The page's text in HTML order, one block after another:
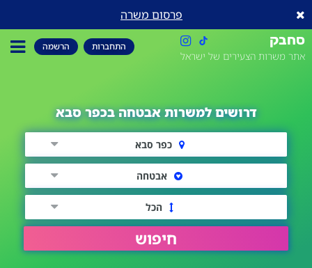
פרסום משרה
סחבק
אתר משרות הצעירים של ישראל
התחברות הרשמה
דרושים למשרות אבטחה בכפר סבא
כפר סבא
אבטחה
הכל
חיפוש